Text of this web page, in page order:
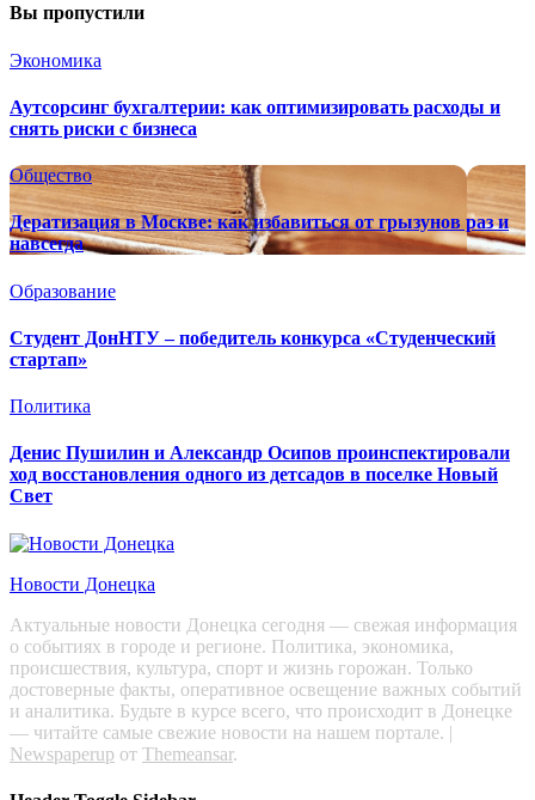
Вы пропустили
Экономика
Аутсорсинг бухгалтерии: как оптимизировать расходы и
снять риски с бизнеса
Общество
Дератизация в Москве: как избавиться от грызунов раз и
навсегда
Образование
Студент ДонНТУ – победитель конкурса «Студенческий
стартап»
Политика
Денис Пушилин и Александр Осипов проинспектировали
ход восстановления одного из детсадов в поселке Новый
Свет
Новости Донецка
Актуальные новости Донецка сегодня — свежая информация
о событиях в городе и регионе. Политика, экономика,
происшествия, культура, спорт и жизнь горожан. Только
достоверные факты, оперативное освещение важных событий
и аналитика. Будьте в курсе всего, что происходит в Донецке
— читайте самые свежие новости на нашем портале. |
Newspaperup от Themeansar.